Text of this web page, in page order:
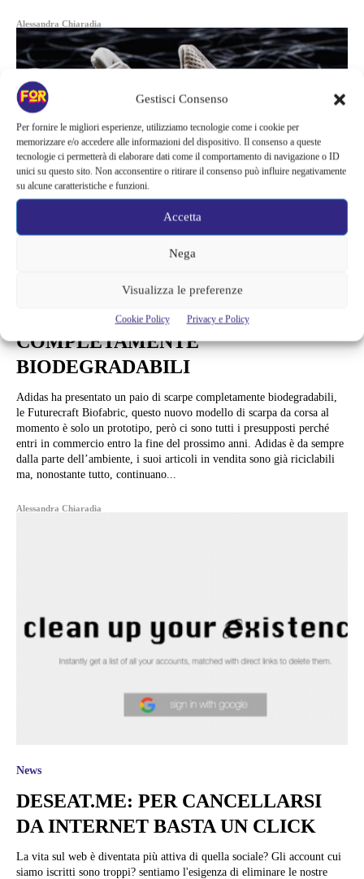
Gestisci Consenso
Per fornire le migliori esperienze, utilizziamo tecnologie come i cookie per
memorizzare e/o accedere alle informazioni del dispositivo. Il consenso a queste
tecnologie ci permetterà di elaborare dati come il comportamento di navigazione o ID
unici su questo sito. Non acconsentire o ritirare il consenso può influire negativamente
su alcune caratteristiche e funzioni.
Accetta
Nega
Visualizza le preferenze
Cookie Policy Privacy e Policy
Alessandra Chiaradia
ADIDAS E LE NUOVE SCARPE
COMPLETAMENTE
BIODEGRADABILI
Adidas ha presentato un paio di scarpe completamente biodegradabili,
le Futurecraft Biofabric, questo nuovo modello di scarpa da corsa al
momento è solo un prototipo, però ci sono tutti i presupposti perché
entri in commercio entro la fine del prossimo anni. Adidas è da sempre
dalla parte dell’ambiente, i suoi articoli in vendita sono già riciclabili
ma, nonostante tutto, continuano...
Alessandra Chiaradia
News
DESEAT.ME: PER CANCELLARSI
DA INTERNET BASTA UN CLICK
La vita sul web è diventata più attiva di quella sociale? Gli account cui
siamo iscritti sono troppi? sentiamo l'esigenza di eliminare le nostre